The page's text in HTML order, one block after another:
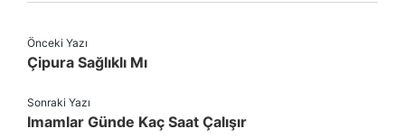
Önceki Yazı
Çipura Sağlıklı Mı
Sonraki Yazı
Imamlar Günde Kaç Saat Çalışır